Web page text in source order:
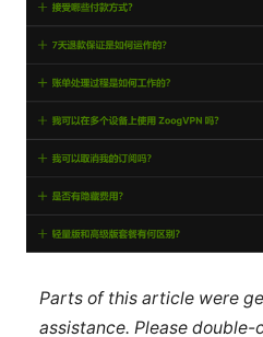
Parts of this article were
assistance. Please